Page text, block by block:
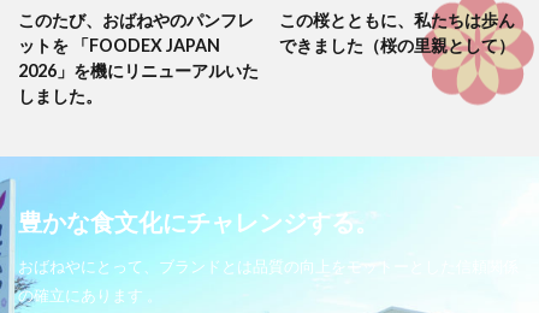
このたび、おばねやのパンフレ
ットを 「FOODEX JAPAN
2026」を機にリニューアルいた
しました。
この桜とともに、私たちは歩ん
できました（桜の里親として）
豊かな食文化にチャレンジする。
おばねやにとって、ブランドとは品質の向上をモットーとした信頼関係
の確立にあります 。